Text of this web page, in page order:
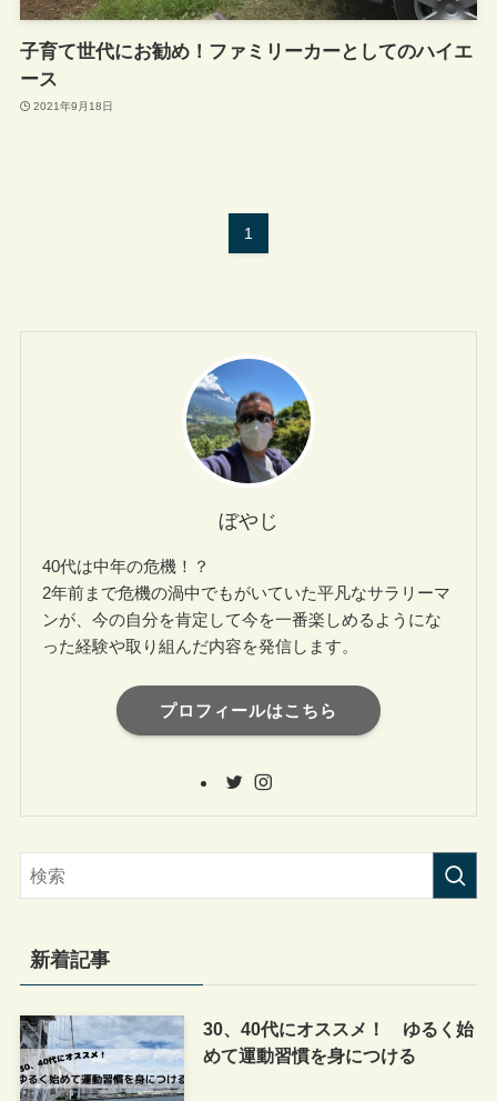
子育て世代にお勧め！ファミリーカーとしてのハイエ
ース
2021年9月18日
1
ぼやじ
40代は中年の危機！？
2年前まで危機の渦中でもがいていた平凡なサラリーマ
ンが、今の自分を肯定して今を一番楽しめるようにな
った経験や取り組んだ内容を発信します。
プロフィールはこちら
新着記事
30、40代にオススメ！ ゆるく始
めて運動習慣を身につける